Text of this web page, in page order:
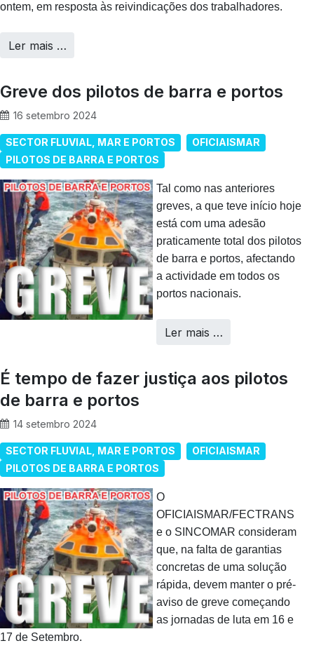
ontem, em resposta às reivindicações dos trabalhadores.
Ler mais …
Greve dos pilotos de barra e portos
16 setembro 2024
SECTOR FLUVIAL, MAR E PORTOS
OFICIAISMAR
PILOTOS DE BARRA E PORTOS
Tal como nas anteriores
greves, a que teve início hoje
está com uma adesão
praticamente total dos pilotos
de barra e portos, afectando
a actividade em todos os
portos nacionais.
Ler mais …
É tempo de fazer justiça aos pilotos
de barra e portos
14 setembro 2024
SECTOR FLUVIAL, MAR E PORTOS
OFICIAISMAR
PILOTOS DE BARRA E PORTOS
O
OFICIAISMAR/FECTRANS
e o SINCOMAR consideram
que, na falta de garantias
concretas de uma solução
rápida, devem manter o pré-
aviso de greve começando
as jornadas de luta em 16 e
17 de Setembro.